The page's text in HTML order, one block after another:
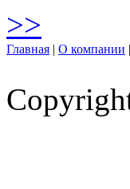
>>
Главная | О компании |